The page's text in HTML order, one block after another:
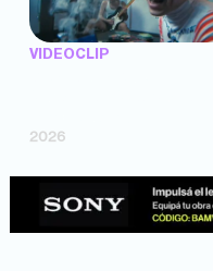
VIDEOCLIP
2026